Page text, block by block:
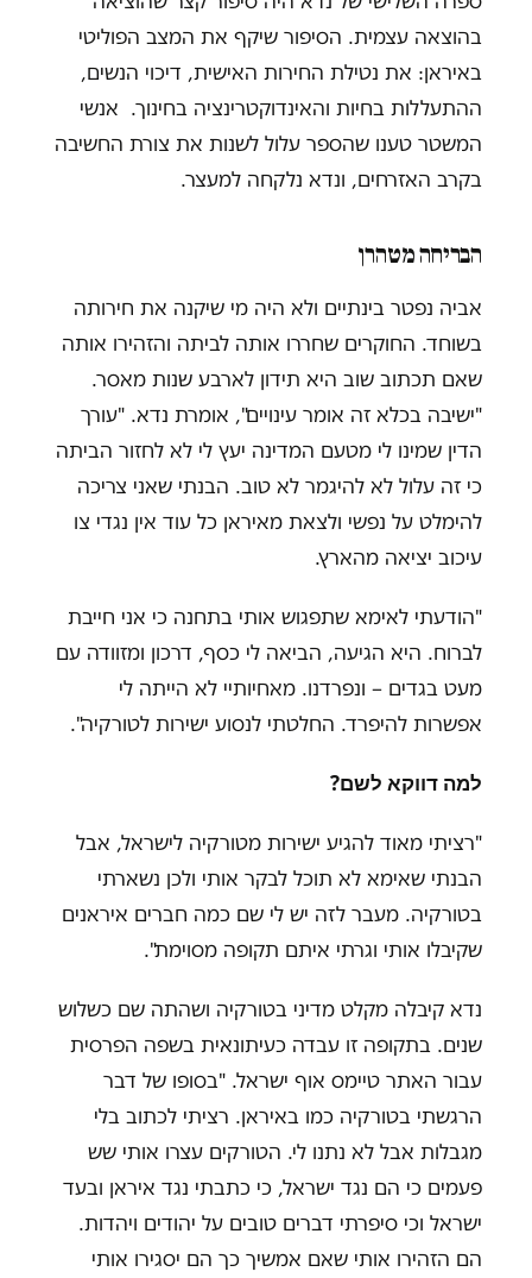
בהוצאה עצמית. הסיפור שיקף את המצב הפוליטי
באיראן: את נטילת החירות האישית, דיכוי הנשים,
ההתעללות בחיות והאינדוקטרינציה בחינוך. אנשי
המשטר טענו שהספר עלול לשנות את צורת החשיבה
בקרב האזרחים, ונדא נלקחה למעצר.
הבריחה מטהרן
אביה נפטר בינתיים ולא היה מי שיקנה את חירותה
בשוחד. החוקרים שחררו אותה לביתה והזהירו אותה
שאם תכתוב שוב היא תידון לארבע שנות מאסר.
"ישיבה בכלא זה אומר עינויים", אומרת נדא. "עורך
הדין שמינו לי מטעם המדינה יעץ לי לא לחזור הביתה
כי זה עלול לא להיגמר לא טוב. הבנתי שאני צריכה
להימלט על נפשי ולצאת מאיראן כל עוד אין נגדי צו
עיכוב יציאה מהארץ.
"הודעתי לאימא שתפגוש אותי בתחנה כי אני חייבת
לברוח. היא הגיעה, הביאה לי כסף, דרכון ומזוודה עם
מעט בגדים – ונפרדנו. מאחיותיי לא הייתה לי
אפשרות להיפרד. החלטתי לנסוע ישירות לטורקיה".
למה דווקא לשם?
"רציתי מאוד להגיע ישירות מטורקיה לישראל, אבל
הבנתי שאימא לא תוכל לבקר אותי ולכן נשארתי
בטורקיה. מעבר לזה יש לי שם כמה חברים איראנים
שקיבלו אותי וגרתי איתם תקופה מסוימת".
נדא קיבלה מקלט מדיני בטורקיה ושהתה שם כשלוש
שנים. בתקופה זו עבדה כעיתונאית בשפה הפרסית
עבור האתר טיימס אוף ישראל. "בסופו של דבר
הרגשתי בטורקיה כמו באיראן. רציתי לכתוב בלי
מגבלות אבל לא נתנו לי. הטורקים עצרו אותי שש
פעמים כי הם נגד ישראל, כי כתבתי נגד איראן ובעד
ישראל וכי סיפרתי דברים טובים על יהודים ויהדות.
הם הזהירו אותי שאם אמשיך כך הם יסגירו אותי